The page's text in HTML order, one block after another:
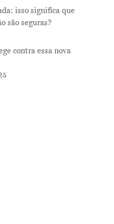
isso significa que
são seguras?
contra essa nova